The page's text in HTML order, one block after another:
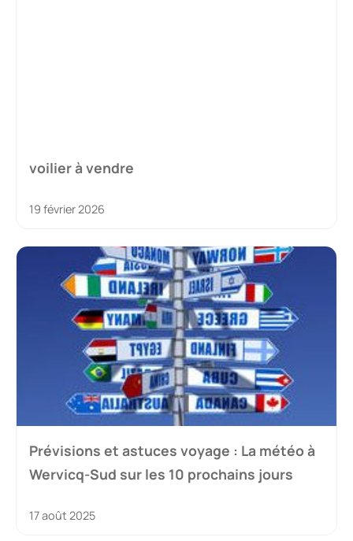
voilier à vendre
19 février 2026
Prévisions et astuces voyage : La météo à
Wervicq-Sud sur les 10 prochains jours
17 août 2025